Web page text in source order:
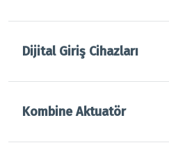
Dijital Giriş Cihazları
Kombine Aktuatör